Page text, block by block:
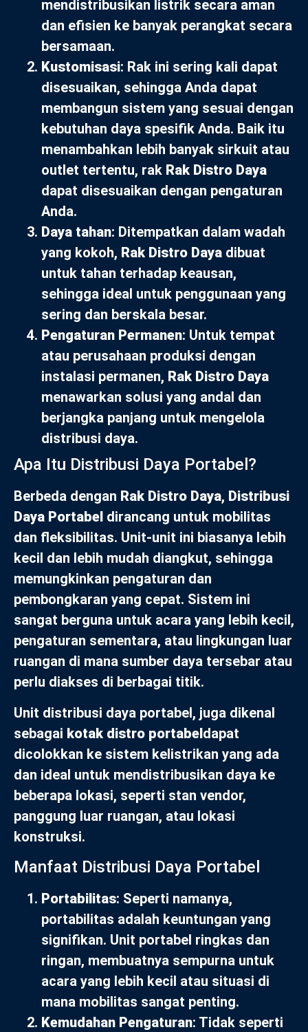
mendistribusikan listrik secara aman
dan efisien ke banyak perangkat secara
bersamaan.
Kustomisasi: Rak ini sering kali dapat
disesuaikan, sehingga Anda dapat
membangun sistem yang sesuai dengan
kebutuhan daya spesifik Anda. Baik itu
menambahkan lebih banyak sirkuit atau
outlet tertentu, rak Rak Distro Daya
dapat disesuaikan dengan pengaturan
Anda.
Daya tahan: Ditempatkan dalam wadah
yang kokoh, Rak Distro Daya dibuat
untuk tahan terhadap keausan,
sehingga ideal untuk penggunaan yang
sering dan berskala besar.
Pengaturan Permanen: Untuk tempat
atau perusahaan produksi dengan
instalasi permanen, Rak Distro Daya
menawarkan solusi yang andal dan
berjangka panjang untuk mengelola
distribusi daya.
Apa Itu Distribusi Daya Portabel?
Berbeda dengan Rak Distro Daya, Distribusi
Daya Portabel dirancang untuk mobilitas
dan fleksibilitas. Unit-unit ini biasanya lebih
kecil dan lebih mudah diangkut, sehingga
memungkinkan pengaturan dan
pembongkaran yang cepat. Sistem ini
sangat berguna untuk acara yang lebih kecil,
pengaturan sementara, atau lingkungan luar
ruangan di mana sumber daya tersebar atau
perlu diakses di berbagai titik.
Unit distribusi daya portabel, juga dikenal
sebagai kotak distro portabeldapat
dicolokkan ke sistem kelistrikan yang ada
dan ideal untuk mendistribusikan daya ke
beberapa lokasi, seperti stan vendor,
panggung luar ruangan, atau lokasi
konstruksi.
Manfaat Distribusi Daya Portabel
Portabilitas: Seperti namanya,
portabilitas adalah keuntungan yang
signifikan. Unit portabel ringkas dan
ringan, membuatnya sempurna untuk
acara yang lebih kecil atau situasi di
mana mobilitas sangat penting.
Kemudahan Pengaturan: Tidak seperti